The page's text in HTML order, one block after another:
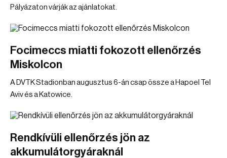
Pályázaton várják az ajánlatokat.
Focimeccs miatti fokozott ellenőrzés
Miskolcon
A DVTK Stadionban augusztus 6-án csap össze a Hapoel Tel
Aviv és a Katowice.
Rendkívüli ellenőrzés jön az
akkumulátorgyáraknál